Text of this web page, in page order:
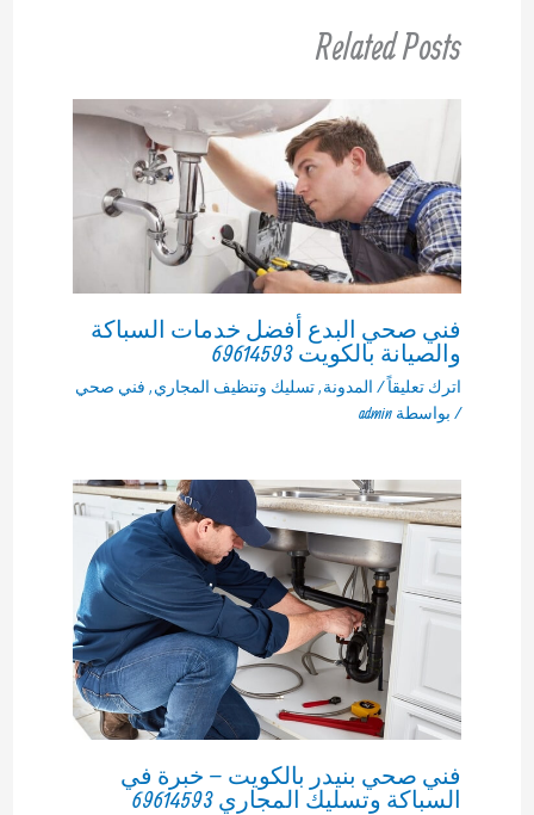
Related Posts
فني صحي البدع أفضل خدمات السباكة
والصيانة بالكويت 69614593
اترك تعليقاً / المدونة,تسليك وتنظيف المجاري, فني صحي
/ بواسطة admin
فني صحي بنيدر بالكويت – خبرة في
السباكة وتسليك المجاري 69614593